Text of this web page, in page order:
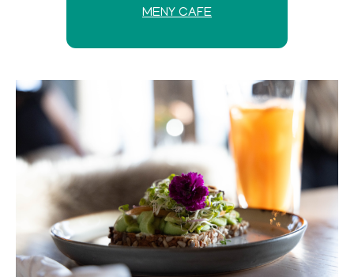
MENY CAFE